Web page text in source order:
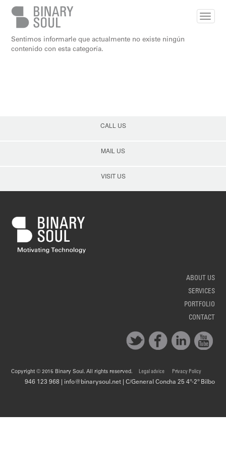
Skip to main content
Sentimos informarle que actualmente no existe ningún
contenido con esta categoría.
CALL US
MAIL US
VISIT US
ABOUT US
SERVICES
PORTFOLIO
CONTACT
Copyright © 2015 Binary Soul. All rights reserved. Legal advice Privacy Policy
946 123 968 | info@binarysoul.net | C/General Concha 25 4º-2º Bilbo